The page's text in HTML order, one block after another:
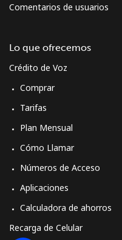
Comentarios de usuarios
Lo que ofrecemos
Crédito de Voz
Comprar
Tarifas
Plan Mensual
Cómo Llamar
Números de Acceso
Aplicaciones
Calculadora de ahorros
Recarga de Celular